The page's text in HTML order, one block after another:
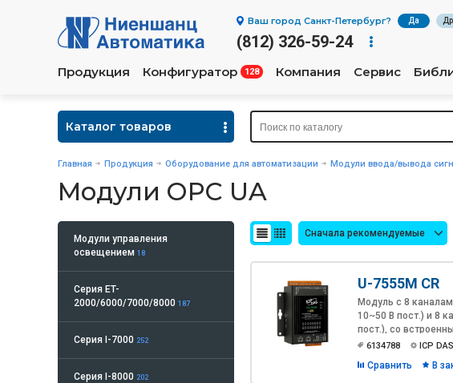
Ваш город Санкт-Петербург? Да
(812) 326-59-24
Продукция Конфигуратор 128 Компания Сервис
Каталог товаров
Главная Продукция Оборудование для автоматизации Модули ввода/вывода
Модули OPC UA
Модули управления
освещением 18
Серия ET-
2000/6000/7000/8000 187
Серия I-7000 252
Серия I-8000 202
Сначала рекомендуемые
U-7555M CR
Модуль с 8
10~50 В пост.) и 8
пост.), со
протокол OPC UA
6134788 ICP
Сравнить В